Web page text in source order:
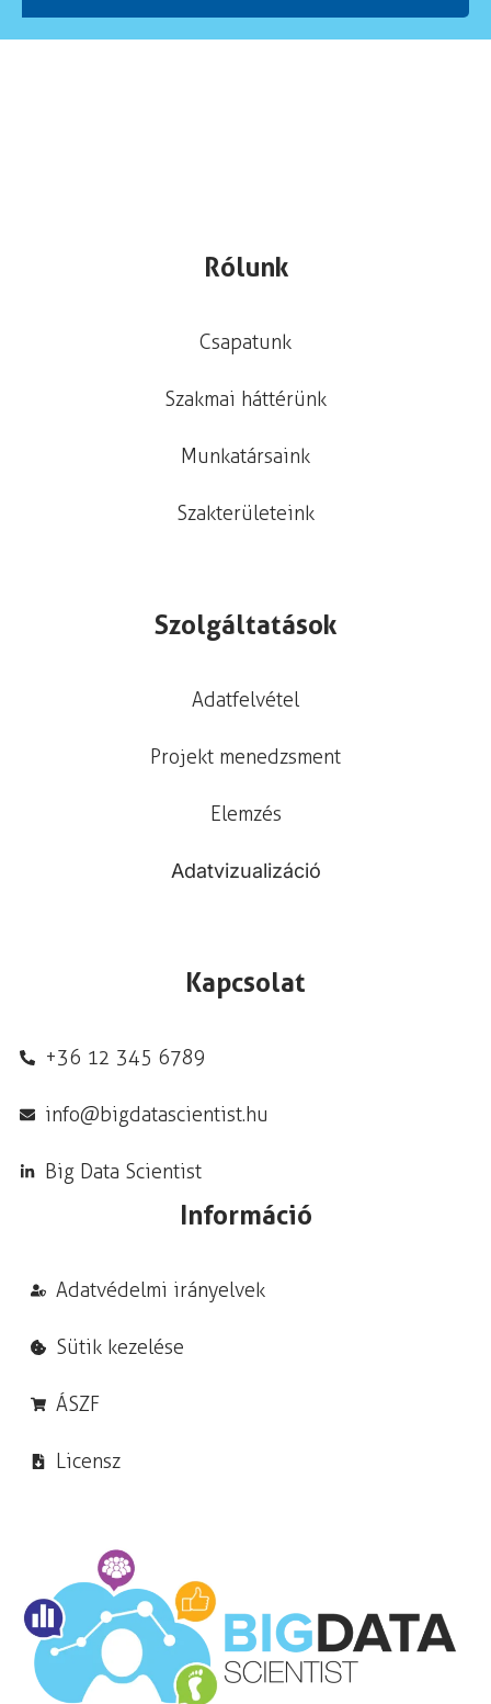
Rólunk
Csapatunk
Szakmai háttérünk
Munkatársaink
Szakterületeink
Szolgáltatások
Adatfelvétel
Projekt menedzsment
Elemzés
Adatvizualizáció
Kapcsolat
+36 12 345 6789
info@bigdatascientist.hu
Big Data Scientist
Információ
Adatvédelmi irányelvek
Sütik kezelése
ÁSZF
Licensz